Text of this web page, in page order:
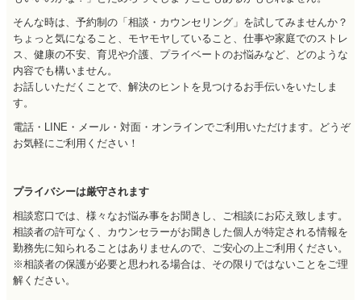
そんな時は、予約制の「相談・カウンセリング」を試してみませんか？
ちょっと気になること、モヤモヤしていること、仕事や家庭でのストレ
ス、健康の不安、育児や介護、プライベートのお悩みなど、どのような
内容でも構いません。
お話しいただくことで、解決のヒントを見つけるお手伝いをいたしま
す。
電話・LINE・メール・対面・オンラインでご利用いただけます。どうぞ
お気軽にご利用ください！
プライバシーは厳守されます
相談窓口では、様々なお悩み事をお聞きし、ご相談にお応え致します。
相談者の許可なく、カウンセラーがお聞きした個人が特定される情報を
勤務先に知られることはありませんので、ご安心の上ご利用ください。
※相談者の保護が必要と思われる場合は、その限りではないことをご理
解ください。